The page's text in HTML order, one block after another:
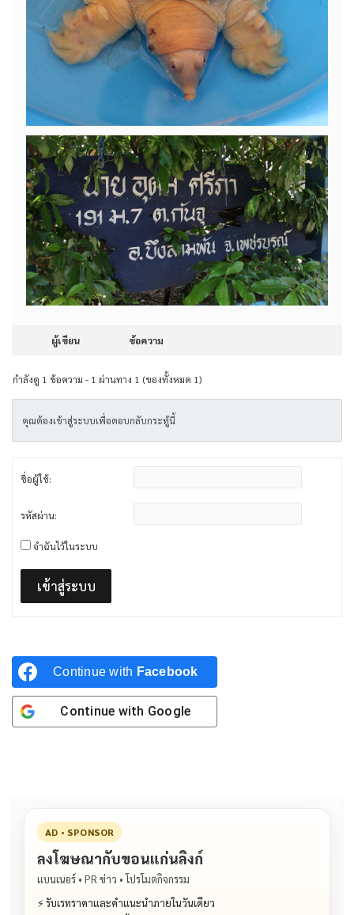
ผู้เขียน ข้อความ
กำลังดู 1 ข้อความ - 1 ผ่านทาง 1 (ของทั้งหมด 1)
คุณต้องเข้าสู่ระบบเพื่อตอบกลับกระทู้นี้
ชื่อผู้ใช้:
รหัสผ่าน:
จำฉันไว้ในระบบ
เข้าสู่ระบบ
Continue with Facebook
Continue with Google
AD • SPONSOR
ลงโฆษณากับขอนแก่นลิงก์
แบนเนอร์ • PR ข่าว • โปรโมตกิจกรรม
⚡ รับเรทราคาและคำแนะนำภายในวันเดียว